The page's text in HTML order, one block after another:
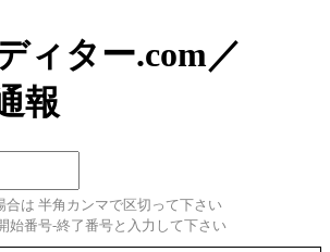
ィター.com／
報
合は 半角カンマで区切って下さい
始番号-終了番号と入力して下さい